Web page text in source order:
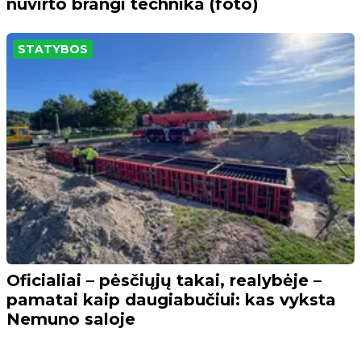
nuvirto brangi technika (foto)
STATYBOS
Oficialiai – pėsčiųjų takai, realybėje –
pamatai kaip daugiabučiui: kas vyksta
Nemuno saloje